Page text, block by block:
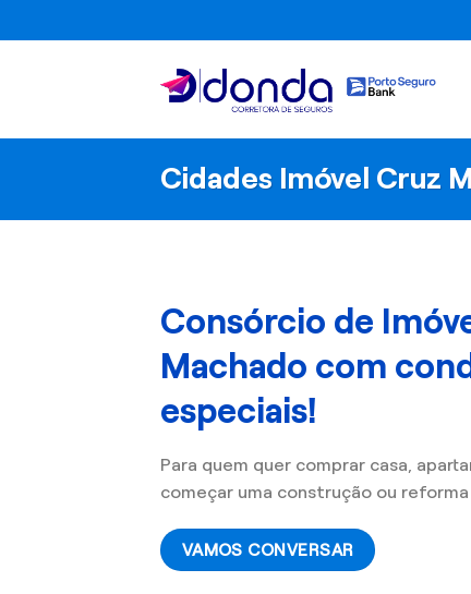
to
Cidades Imóvel Cruz
Consórcio de
Machado com
especiais!
Para quem quer comprar casa,
começar uma construção ou reforma
VAMOS CONVERSAR